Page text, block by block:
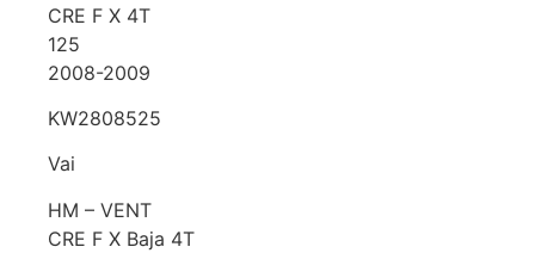
CRE F X 4T
125
2008-2009
KW2808525
Vai
HM – VENT
CRE F X Baja 4T